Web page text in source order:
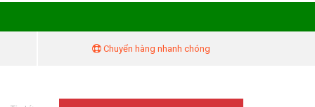
Chuyển hàng nhanh chóng